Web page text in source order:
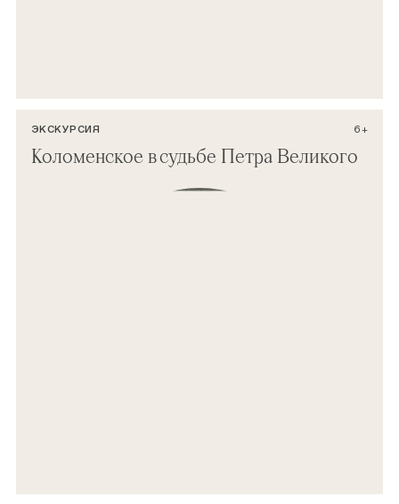
ЭКСКУРСИЯ 6+
Коломенское в судьбе Петра Великого